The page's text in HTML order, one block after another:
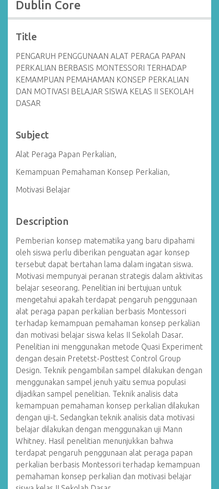
Dublin Core
Title
PENGARUH PENGGUNAAN ALAT PERAGA PAPAN
PERKALIAN BERBASIS MONTESSORI TERHADAP
KEMAMPUAN PEMAHAMAN KONSEP PERKALIAN
DAN MOTIVASI BELAJAR SISWA KELAS II SEKOLAH
DASAR
Subject
Alat Peraga Papan Perkalian,
Kemampuan Pemahaman Konsep Perkalian,
Motivasi Belajar
Description
Pemberian konsep matematika yang baru dipahami
oleh siswa perlu diberikan penguatan agar konsep
tersebut dapat bertahan lama dalam ingatan siswa.
Motivasi mempunyai peranan strategis dalam aktivitas
belajar seseorang. Penelitian ini bertujuan untuk
mengetahui apakah terdapat pengaruh penggunaan
alat peraga papan perkalian berbasis Montessori
terhadap kemampuan pemahaman konsep perkalian
dan motivasi belajar siswa kelas II Sekolah Dasar.
Penelitian ini menggunakan metode Quasi Experiment
dengan desain Pretetst-Posttest Control Group
Design. Teknik pengambilan sampel dilakukan dengan
menggunakan sampel jenuh yaitu semua populasi
dijadikan sampel penelitian. Teknik analisis data
kemampuan pemahaman konsep perkalian dilakukan
dengan uji-t. Sedangkan teknik analisis data motivasi
belajar dilakukan dengan menggunakan uji Mann
Whitney. Hasil penelitian menunjukkan bahwa
terdapat pengaruh penggunaan alat peraga papan
perkalian berbasis Montessori terhadap kemampuan
pemahaman konsep perkalian dan motivasi belajar